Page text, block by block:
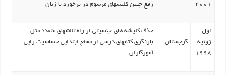
2001
رفع چنین کلیشهای مرسوم در برخورد با زنان
اول
ژوئیه
1998
گرجستان
حذف کلیشه های جنسیتی از راه تلاشهای متعدد مثل
بازنگری کتابهای درسی از مقطع ابتدایی حساسیت زایی
آموزگاران